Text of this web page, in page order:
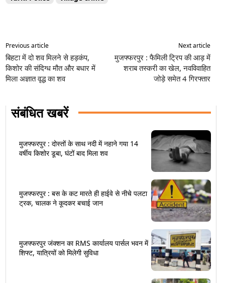
Previous article
बिहटा में दो शव मिलने से हड़कंप,
किशोर की संदिग्ध मौत और बधार में
मिला अज्ञात वृद्ध का शव
Next article
मुजफ्फरपुर : फैमिली ट्रिप की आड़ में
शराब तस्करी का खेल, नवविवाहित
जोड़े समेत 4 गिरफ्तार
संबंधित खबरें
मुजफ्फरपुर : दोस्तों के साथ नदी में नहाने गया 14
वर्षीय किशोर डूबा, घंटों बाद मिला शव
मुजफ्फरपुर : बस के कट मारते ही हाईवे से नीचे पलटा
ट्रक, चालक ने कूदकर बचाई जान
मुजफ्फरपुर जंक्शन का RMS कार्यालय पार्सल भवन में
शिफ्ट, यात्रियों को मिलेगी सुविधा